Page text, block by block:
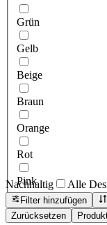
Grün
Gelb
Beige
Braun
Orange
Rot
Pink
Zurücksetzen
Nachhaltig Alle
Filter hinzufügen